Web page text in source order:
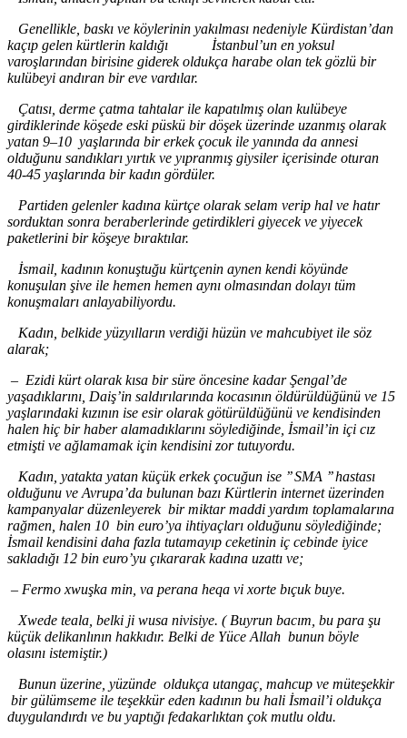
Genellikle, baskı ve köylerinin yakılması nedeniyle Kürdistan’dan
kaçıp gelen kürtlerin kaldığı İstanbul’un en yoksul
varoşlarından birisine giderek oldukça harabe olan tek gözlü bir
kulübeyi andıran bir eve vardılar.
Çatısı, derme çatma tahtalar ile kapatılmış olan kulübeye
girdiklerinde köşede eski püskü bir döşek üzerinde uzanmış olarak
yatan 9–10 yaşlarında bir erkek çocuk ile yanında da annesi
olduğunu sandıkları yırtık ve yıpranmış giysiler içerisinde oturan
40-45 yaşlarında bir kadın gördüler.
Partiden gelenler kadına kürtçe olarak selam verip hal ve hatır
sorduktan sonra beraberlerinde getirdikleri giyecek ve yiyecek
paketlerini bir köşeye bıraktılar.
İsmail, kadının konuştuğu kürtçenin aynen kendi köyünde
konuşulan şive ile hemen hemen aynı olmasından dolayı tüm
konuşmaları anlayabiliyordu.
Kadın, belkide yüzyılların verdiği hüzün ve mahcubiyet ile söz
alarak;
– Ezidi kürt olarak kısa bir süre öncesine kadar Şengal’de
yaşadıklarını, Daiş’in saldırılarında kocasının öldürüldüğünü ve 15
yaşlarındaki kızının ise esir olarak götürüldüğünü ve kendisinden
halen hiç bir haber alamadıklarını söylediğinde, İsmail’in içi cız
etmişti ve ağlamamak için kendisini zor tutuyordu.
Kadın, yatakta yatan küçük erkek çocuğun ise ’’ SMA ’’hastası
olduğunu ve Avrupa’da bulunan bazı Kürtlerin internet üzerinden
kampanyalar düzenleyerek bir miktar maddi yardım toplamalarına
rağmen, halen 10 bin euro’ya ihtiyaçları olduğunu söylediğinde;
İsmail kendisini daha fazla tutamayıp ceketinin iç cebinde iyice
sakladığı 12 bin euro’yu çıkararak kadına uzattı ve;
– Fermo xwuşka min, va perana heqa vi xorte bıçuk buye.
Xwede teala, belki ji wusa nivisiye. ( Buyrun bacım, bu para şu
küçük delikanlının hakkıdır. Belki de Yüce Allah bunun böyle
olasını istemiştir.)
Bunun üzerine, yüzünde oldukça utangaç, mahcup ve müteşekkir
bir gülümseme ile teşekkür eden kadının bu hali İsmail’i oldukça
duygulandırdı ve bu yaptığı fedakarlıktan çok mutlu oldu.